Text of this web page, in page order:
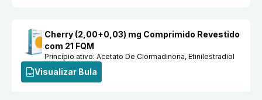
Cherry (2,00+0,03) mg Comprimido Revestido
com 21 FQM
Princípio ativo:Acetato De Clormadinona, Etinilestradiol
Visualizar Bula